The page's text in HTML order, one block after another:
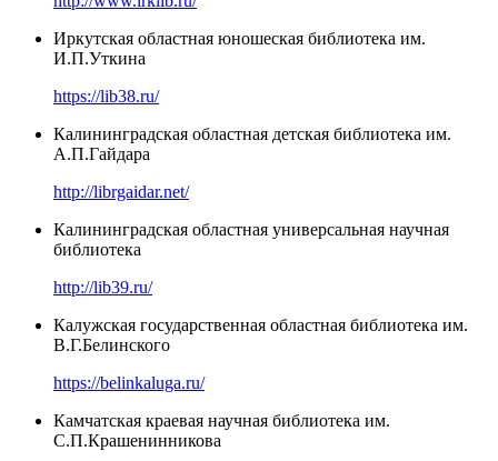
Иркутская областная юношеская библиотека им.
И.П.Уткина
https://lib38.ru/
Калининградская областная детская библиотека им.
А.П.Гайдара
http://librgaidar.net/
Калининградская областная универсальная научная
библиотека
http://lib39.ru/
Калужская государственная областная библиотека им.
В.Г.Белинского
https://belinkaluga.ru/
Камчатская краевая научная библиотека им.
С.П.Крашенинникова